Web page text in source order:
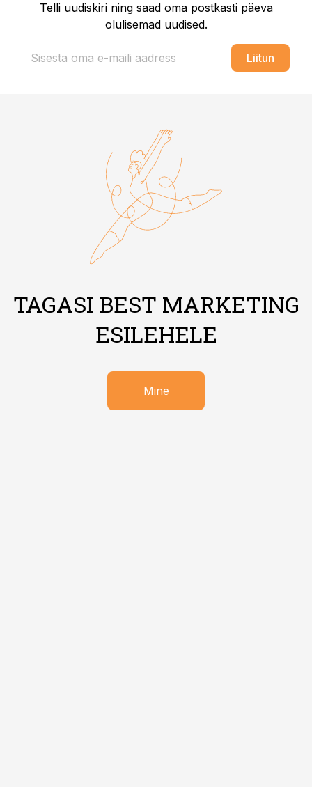
Telli uudiskiri ning saad oma postkasti päeva
olulisemad uudised.
Liitun
TAGASI BEST MARKETING
ESILEHELE
Mine